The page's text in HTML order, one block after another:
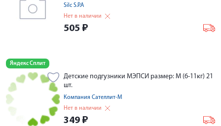
Silc S.P.A
Нет в наличии
505 ₽
Яндекс Сплит
Детские подгузники МЭПСИ размер: M (6-11кг) 21
шт.
Компания Сателлит-М
Нет в наличии
349 ₽